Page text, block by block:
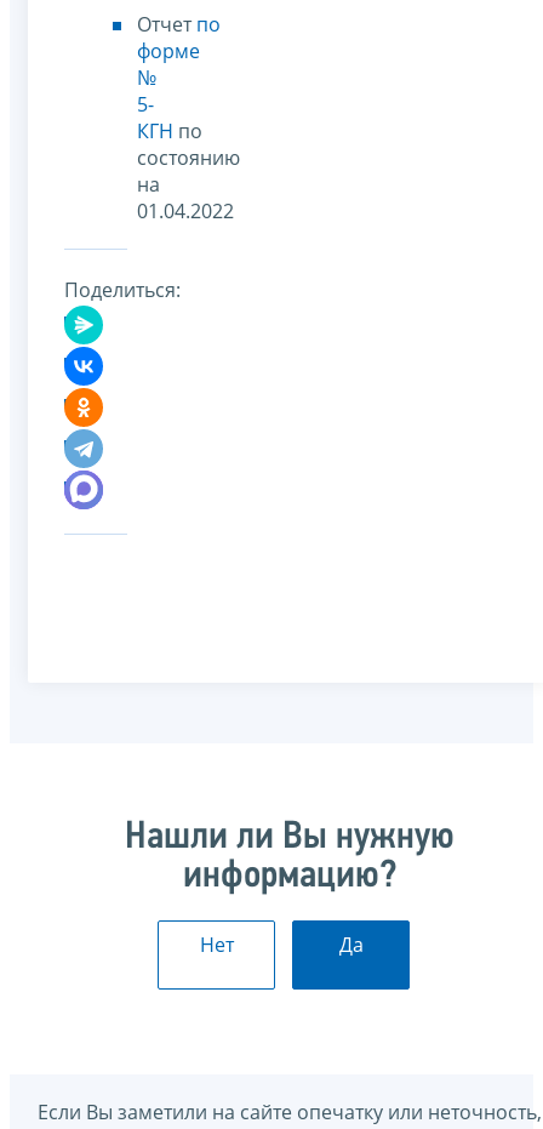
Отчетпо
форме
№
5-
КГН по
состоянию
на
01.04.2022
Поделиться:
Нашли ли Вы нужную
информацию?
Нет Да
Если Вы заметили на сайте опечатку или неточность,